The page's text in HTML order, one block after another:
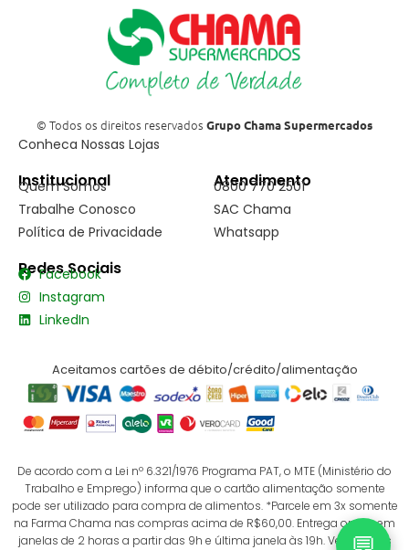
© Todos os direitos reservados Grupo Chama Supermercados
Conheca Nossas Lojas
Institucional
Quem Somos
Trabalhe Conosco
Política de Privacidade
Atendimento
0800 770 2501
SAC Chama
Whatsapp
Redes Sociais
Facebook
Instagram
LinkedIn
Aceitamos cartões de débito/crédito/alimentação
De acordo com a Lei nº 6.321/1976 Programa PAT, o MTE (Ministério do
Trabalho e Emprego) informa que o cartão alimentação somente
pode ser utilizado para compra de alimentos. *Parcele em 3x somente
na Farma Chama nas compras acima de R$60,00. Entrega online em
janelas de 2 horas a partir das 9h e última janela às 19h. Verifique as